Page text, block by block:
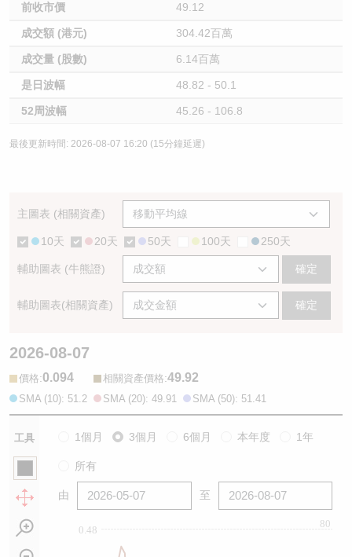
前收市價 49.12
成交額 (港元) 304.42百萬
成交量 (股數) 6.14百萬
是日波幅 48.82 - 50.1
52周波幅 45.26 - 106.8
最後更新時間: 2026-08-07 16:20 (15分鐘延遲)
主圖表 (相關資產)
10天 20天 50天 100天 250天
輔助圖表 (牛熊證) 確定
輔助圖表(相關資產) 確定
2026-08-07
價格:0.094 相關資產價格:49.92
SMA (10): 51.2 SMA (20): 49.91 SMA (50): 51.41
工具 1個月 3個月 6個月 本年度 1年
所有
由 至
0.48
80